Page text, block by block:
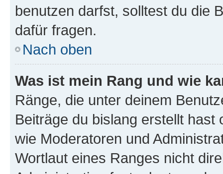
benutzen darfst, solltest du die
dafür fragen.
Nach oben
Was ist mein Rang und wie
Ränge, die unter deinem
Beiträge du bislang erstellt
wie Moderatoren und
Wortlaut eines Ranges nicht